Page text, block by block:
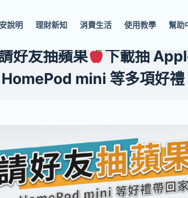
說明 理財新知 消費生活 使用教學 幫助
好友抽蘋果
下載抽
mini 等多項好禮